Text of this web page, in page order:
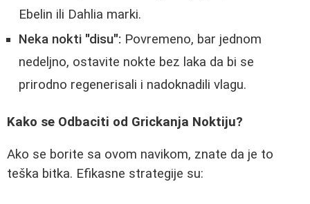
Ebelin ili Dahlia marki.
Neka nokti "disu": Povremeno, bar jednom
nedeljno, ostavite nokte bez laka da bi se
prirodno regenerisali i nadoknadili vlagu.
Kako se Odbaciti od Grickanja Noktiju?
Ako se borite sa ovom navikom, znate da je to
teška bitka. Efikasne strategije su: